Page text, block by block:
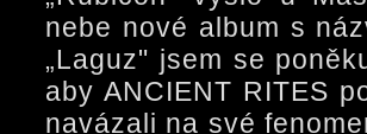
nebe nové album s
„Laguz" jsem se
aby ANCIENT RITES
navázali na své